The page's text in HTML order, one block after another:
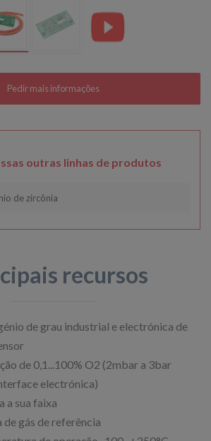
outras linhas de produtos
de zircônia
recursos
de grau industrial e electrónica de
de 0,1...100% O2 (2mbar a 3bar
electrónica)
a sua faixa
de gás de referência